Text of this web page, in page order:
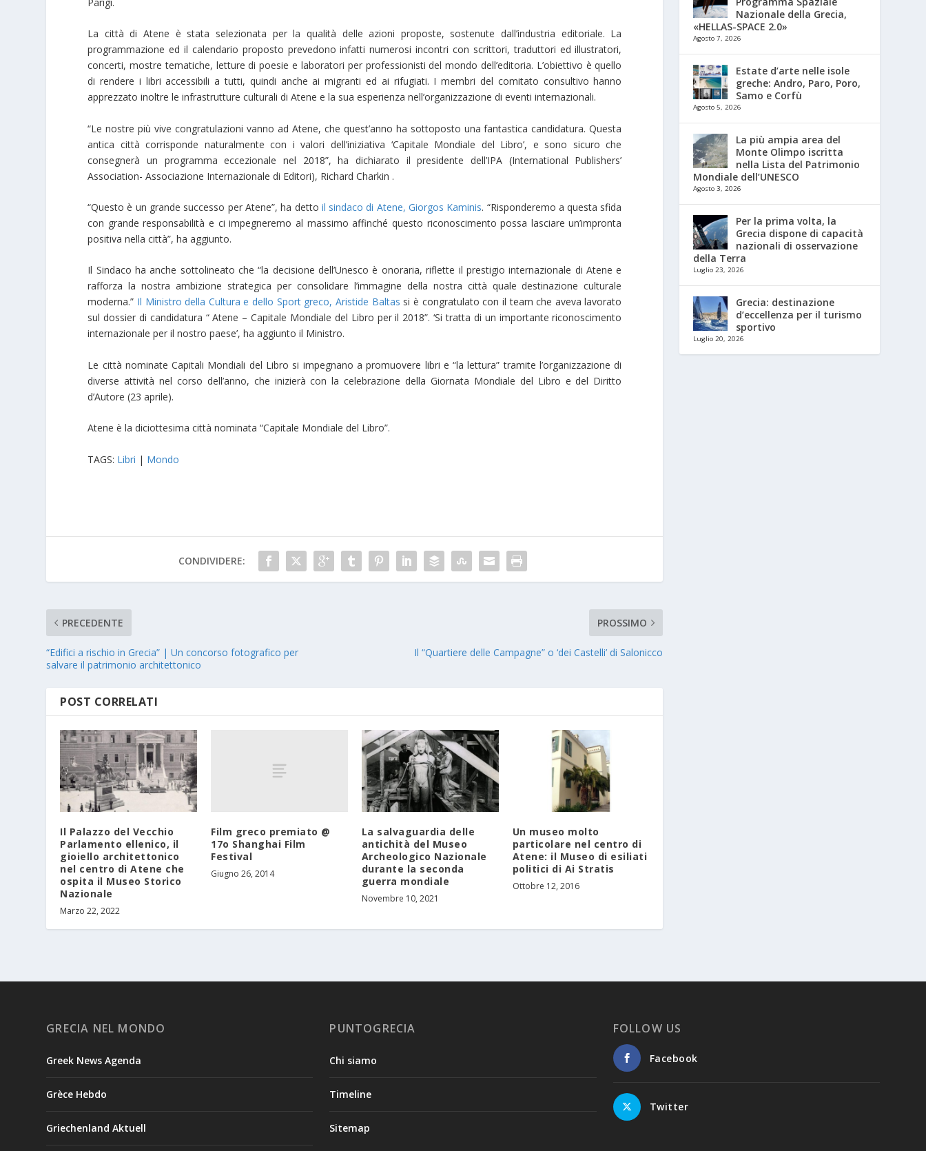
La città di Atene è stata selezionata per la qualità delle azioni proposte, sostenute dall’industria editoriale. La
programmazione ed il calendario proposto prevedono infatti numerosi incontri con scrittori, traduttori ed illustratori,
concerti, mostre tematiche, letture di poesie e laboratori per professionisti del mondo dell’editoria. L’obiettivo è quello
di rendere i libri accessibili a tutti, quindi anche ai migranti ed ai rifugiati. I membri del comitato consultivo hanno
apprezzato inoltre le infrastrutture culturali di Atene e la sua esperienza nell’organizzazione di eventi internazionali.
“Le nostre più vive congratulazioni vanno ad Atene, che quest’anno ha sottoposto una fantastica candidatura. Questa
antica città corrisponde naturalmente con i valori dell’iniziativa ‘Capitale Mondiale del Libro’, e sono sicuro che
consegnerà un programma eccezionale nel 2018”, ha dichiarato il presidente dell’IPA (International Publishers’
Association- Associazione Internazionale di Editori), Richard Charkin .
“Questo è un grande successo per Atene”,ha detto il sindaco di Atene, Giorgos Kaminis. “Risponderemo a questa sfida
con grande responsabilità e ci impegneremo al massimo affinché questo riconoscimento possa lasciare un’impronta
positiva nella città”, ha aggiunto.
Il Sindaco ha anche sottolineato che “la decisione dell’Unesco è onoraria, riflette il prestigio internazionale di Atene e
rafforza la nostra ambizione strategica per consolidare l’immagine della nostra città quale destinazione culturale
moderna.” Il Ministro della Cultura e dello Sport greco, Aristide Baltas si è congratulato con il team che aveva lavorato
sul dossier di candidatura “ Atene – Capitale Mondiale del Libro per il 2018”.‘Si tratta di un importante riconoscimento
internazionale per il nostro paese’, ha aggiunto il Ministro.
Le città nominate Capitali Mondiali del Libro si impegnano a promuovere libri e “la lettura” tramite l’organizzazione di
diverse attività nel corso dell’anno, che inizierà con la celebrazione della Giornata Mondiale del Libro e del Diritto
d’Autore (23 aprile).
Atene è la diciottesima città nominata “Capitale Mondiale del Libro”.
TAGS: Libri | Mondo
CONDIVIDERE:
PRECEDENTE
“Edifici a rischio in Grecia” | Un concorso fotografico per
salvare il patrimonio architettonico
PROSSIMO
Il “Quartiere delle Campagne” o ‘dei Castelli’ di Salonicco
POST CORRELATI
Il Palazzo del Vecchio
Parlamento ellenico, il
gioiello architettonico
nel centro di Atene che
ospita il Museo Storico
Nazionale
Marzo 22, 2022
Film greco premiato @
17o Shanghai Film
Festival
Giugno 26, 2014
La salvaguardia delle
antichità del Museo
Archeologico Nazionale
durante la seconda
guerra mondiale
Novembre 10, 2021
Un museo molto
particolare nel centro di
Atene: il Museo di esiliati
politici di Ai Stratis
Ottobre 12, 2016
Nazionale della Grecia,
«HELLAS-SPACE 2.0»
Agosto 7, 2026
Estate d’arte nelle isole
greche: Andro, Paro, Poro,
Samo e Corfù
Agosto 5, 2026
La più ampia area del
Monte Olimpo iscritta
nella Lista del Patrimonio
Mondiale dell’UNESCO
Agosto 3, 2026
Per la prima volta, la
Grecia dispone di capacità
nazionali di osservazione
della Terra
Luglio 23, 2026
Grecia: destinazione
d’eccellenza per il turismo
sportivo
Luglio 20, 2026
GRECIA NEL MONDO
Greek News Agenda
Grèce Hebdo
Griechenland Aktuell
PUNTOGRECIA
Chi siamo
Timeline
Sitemap
FOLLOW US
Facebook
Twitter